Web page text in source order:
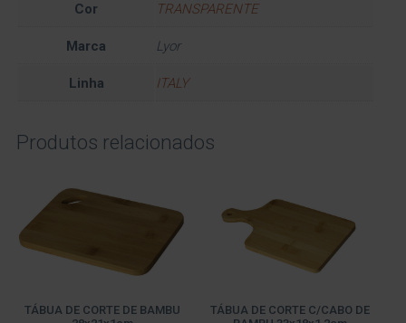
Cor TRANSPARENTE
Marca Lyor
Linha ITALY
Produtos relacionados
TÁBUA DE CORTE DE BAMBU
TÁBUA DE CORTE C/CABO DE